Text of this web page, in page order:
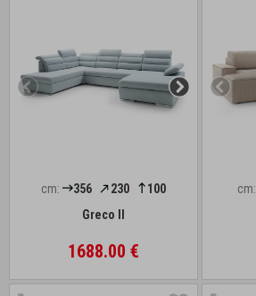
cm: 356 230
100
Greco II
1688.00 €
cm: